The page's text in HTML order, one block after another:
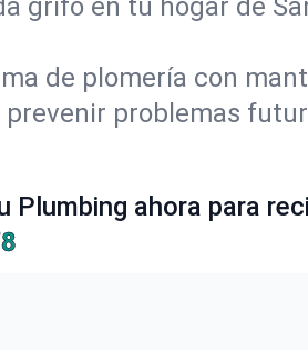
grifo en tu hogar de
de plomería con
problemas
Plumbing ahora para